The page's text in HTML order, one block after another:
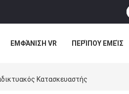
ΕΜΦΆΝΙΣΗ VR ΠΕΡΊΠΟΥ ΕΜΕΊΣ
Κατασκευαστής